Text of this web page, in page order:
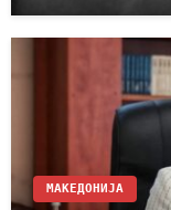
МАКЕДОНИЈА